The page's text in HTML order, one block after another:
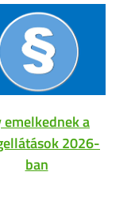
emelkednek a
2026-
ban